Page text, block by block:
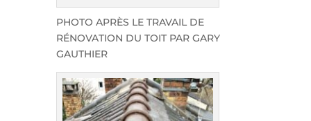
PHOTO APRÈS LE TRAVAIL DE
RÉNOVATION DU TOIT PAR GARY
GAUTHIER